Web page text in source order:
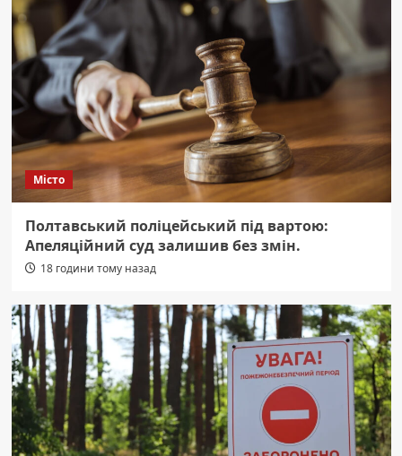
Місто
Полтавський поліцейський під вартою:
Апеляційний суд залишив без змін.
18 години тому назад